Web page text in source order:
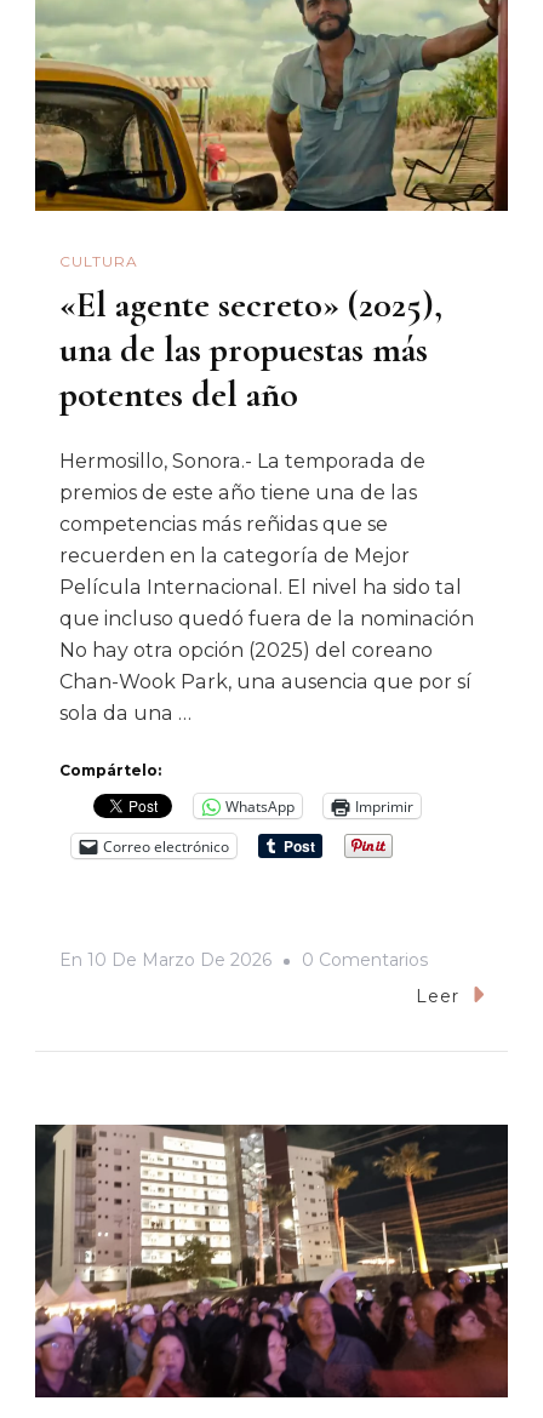
Regreso
De
Los
Tigres
Del
Norte
CULTURA
«El agente secreto» (2025),
una de las propuestas más
potentes del año
Hermosillo, Sonora.- La temporada de
premios de este año tiene una de las
competencias más reñidas que se
recuerden en la categoría de Mejor
Película Internacional. El nivel ha sido tal
que incluso quedó fuera de la nominación
No hay otra opción (2025) del coreano
Chan-Wook Park, una ausencia que por sí
sola da una …
Compártelo:
WhatsApp
Imprimir
Correo electrónico
En 10 De Marzo De 2026 0 ComentariosEn
«El
Una
De
Las
Propuestas
Más
Potentes
Del
Leer